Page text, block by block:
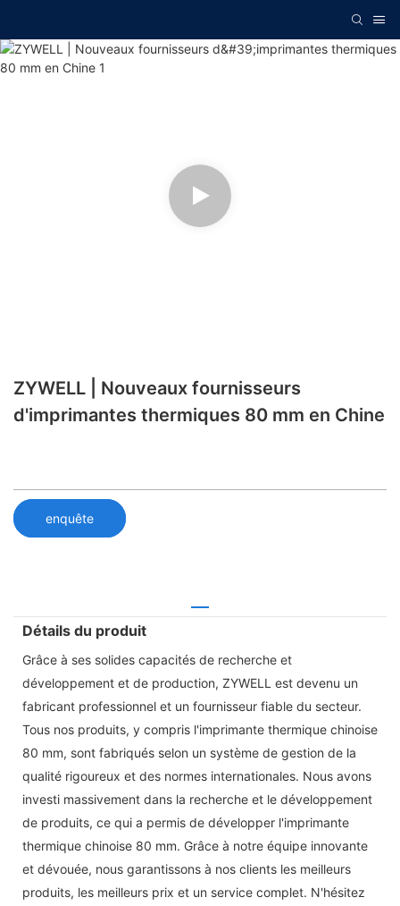
ZYWELL | Nouveaux fournisseurs
d'imprimantes thermiques 80 mm en Chine
enquête
Détails du produit
Grâce à ses solides capacités de recherche et
développement et de production, ZYWELL est devenu un
fabricant professionnel et un fournisseur fiable du secteur.
Tous nos produits, y compris l'imprimante thermique chinoise
80 mm, sont fabriqués selon un système de gestion de la
qualité rigoureux et des normes internationales. Nous avons
investi massivement dans la recherche et le développement
de produits, ce qui a permis de développer l'imprimante
thermique chinoise 80 mm. Grâce à notre équipe innovante
et dévouée, nous garantissons à nos clients les meilleurs
produits, les meilleurs prix et un service complet. N'hésitez